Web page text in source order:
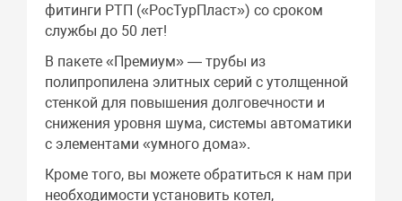
фитинги РТП («РосТурПласт») со сроком
службы до 50 лет!
В пакете «Премиум» — трубы из
полипропилена элитных серий с утолщенной
стенкой для повышения долговечности и
снижения уровня шума, системы автоматики
с элементами «умного дома».
Кроме того, вы можете обратиться к нам при
необходимости установить котел,